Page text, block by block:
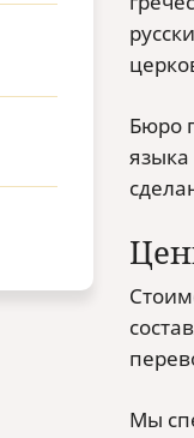
Бюро
языка
Мы